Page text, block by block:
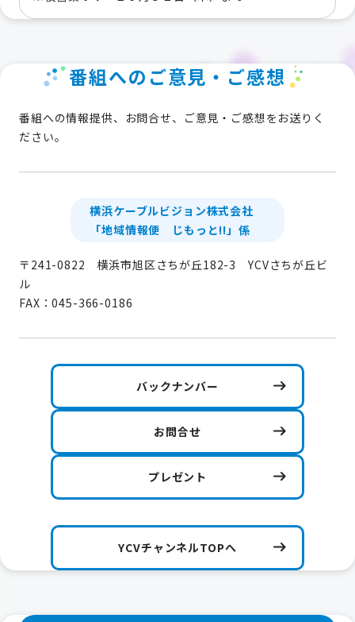
番組へのご意見・ご感想
番組への情報提供、お問合せ、ご意見・ご感想をお送りく
ださい。
横浜ケーブルビジョン株式会社
「地域情報便 じもっと!!」係
〒241-0822 横浜市旭区さちが丘182-3 YCVさちが丘ビ
ル
FAX：045-366-0186
バックナンバー
お問合せ
プレゼント
YCVチャンネルTOPへ